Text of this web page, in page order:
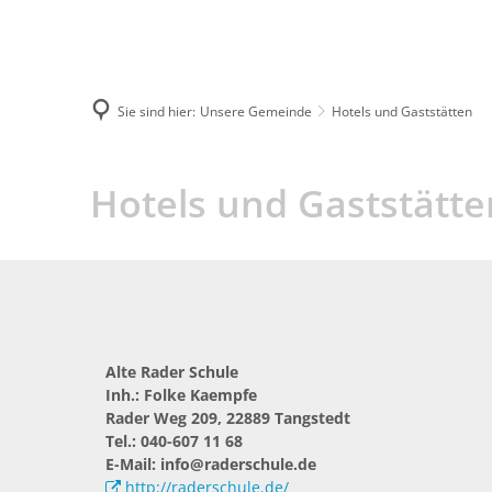
Unsere
Sie sind hier: Unsere Gemeinde Hotels und Gaststätten
HotelsHotels und
Alte Rader Schule
Inh.: Folke Kaempfe
Rader Weg 209, 22889 Tangstedt
Tel.: 040-607 11 68
E-Mail: info@raderschule.de
http://raderschule.de/